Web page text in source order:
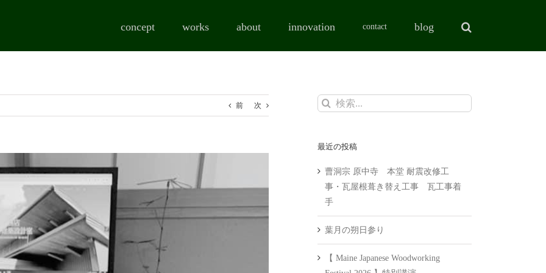
concept works about innovation contact blog
前 次
検
最近の投稿
曹洞宗 原中寺 本堂 耐震改修工
事・瓦屋根葺き替え工事 瓦工事着
手
葉月の朔日参り
【 Maine Japanese Woodworking